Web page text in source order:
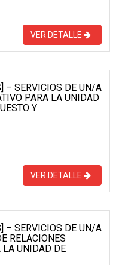
VER DETALLE
– SERVICIOS DE UN/A
PARA LA UNIDAD
Y
VER DETALLE
– SERVICIOS DE UN/A
RELACIONES
LA UNIDAD DE